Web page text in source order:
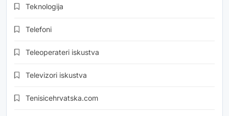
Teknologija
Telefoni
Teleoperateri iskustva
Televizori iskustva
Tenisicehrvatska.com